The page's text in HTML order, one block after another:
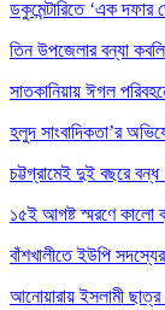
ডকুমেন্টারিতে ‘এক
তিন উপজেলার বন্যা
সাতকানিয়ায় ঈগল
হলুদ সাংবাদিকতা’র
চট্টগ্রামেই দুই বছরে
১৫ই আগষ্ট স্মরণে কালো
বাঁশখালীতে ইউপি
আনোয়ারায় ইসলামী